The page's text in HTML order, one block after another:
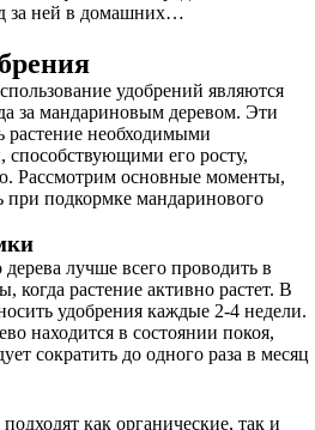
за ней в домашних…
удобрений являются
за мандариновым деревом. Эти
растение необходимыми
его росту,
Рассмотрим основные моменты,
при подкормке мандаринового
лучше всего проводить в
когда растение активно растет. В
удобрения каждые 2-4 недели.
находится в состоянии покоя,
сократить до одного раза в месяц
как органические, так и